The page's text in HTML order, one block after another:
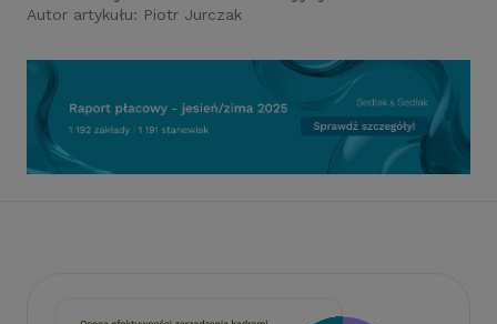
Autor artykułu: Piotr Jurczak